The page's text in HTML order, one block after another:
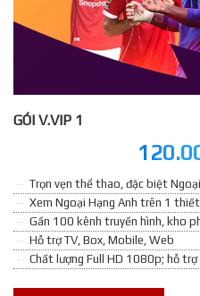
GÓI V.VIP 1
Trọn vẹn thể thao, đặc biệt
Xem Ngoại Hạng Anh trên 1
Gần 100 kênh truyền hình, kho
Hỗ trợ TV, Box, Mobile, Web
Chất lượng Full HD 1080p; hỗ